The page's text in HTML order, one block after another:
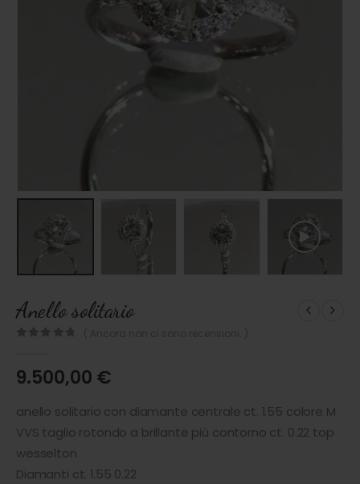
Anello solitario
9.500,00 €
anello solitario con diamante centrale ct. 1.55 colore M
VVS taglio rotondo a brillante più contorno ct. 0.22 top
wesselton
Diamanti ct. 1.55 0.22